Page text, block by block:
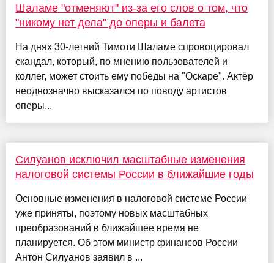
Шаламе "отменяют" из-за его слов о том, что
"никому нет дела" до оперы и балета
На днях 30-летний Тимоти Шаламе спровоцировал
скандал, который, по мнению пользователей и
коллег, может стоить ему победы на "Оскаре". Актёр
неоднозначно высказался по поводу артистов
оперы...
Силуанов исключил масштабные изменения
налоговой системы России в ближайшие годы
Основные изменения в налоговой системе России
уже приняты, поэтому новых масштабных
преобразований в ближайшее время не
планируется. Об этом министр финансов России
Антон Силуанов заявил в ...